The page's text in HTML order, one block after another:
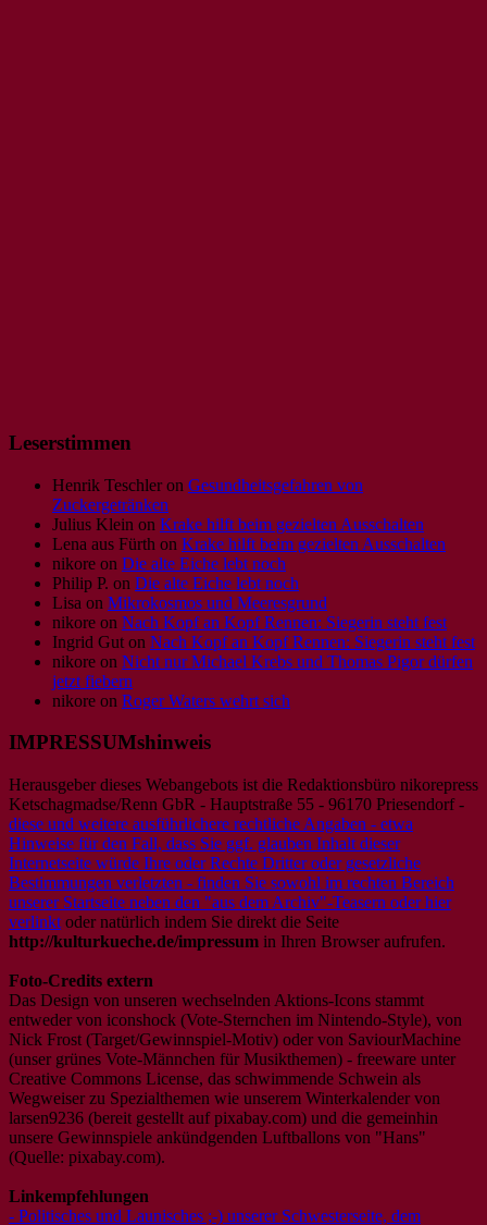
Leserstimmen
Henrik Teschler on Gesundheitsgefahren von
Zuckergetränken
Julius Klein on Krake hilft beim gezielten Ausschalten
Lena aus Fürth on Krake hilft beim gezielten Ausschalten
nikore on Die alte Eiche lebt noch
Philip P. on Die alte Eiche lebt noch
Lisa on Mikrokosmos und Meeresgrund
nikore on Nach Kopf an Kopf Rennen: Siegerin steht fest
Ingrid Gut on Nach Kopf an Kopf Rennen: Siegerin steht fest
nikore on Nicht nur Michael Krebs und Thomas Pigor dürfen
jetzt fiebern
nikore on Roger Waters wehrt sich
IMPRESSUMshinweis
Herausgeber dieses Webangebots ist die Redaktionsbüro nikorepress
Ketschagmadse/Renn GbR - Hauptstraße 55 - 96170 Priesendorf -
diese und weitere ausführlichere rechtliche Angaben - etwa
Hinweise für den Fall, dass Sie ggf. glauben Inhalt dieser
Internetseite würde Ihre oder Rechte Dritter oder gesetzliche
Bestimmungen verletzten - finden Sie sowohl im rechten Bereich
unserer Startseite neben den "aus dem Archiv"-Teasern oder hier
verlinkt oder natürlich indem Sie direkt die Seite
http://kulturkueche.de/impressum in Ihren Browser aufrufen.
Foto-Credits extern
Das Design von unseren wechselnden Aktions-Icons stammt
entweder von iconshock (Vote-Sternchen im Nintendo-Style), von
Nick Frost (Target/Gewinnspiel-Motiv) oder von SaviourMachine
(unser grünes Vote-Männchen für Musikthemen) - freeware unter
Creative Commons License, das schwimmende Schwein als
Wegweiser zu Spezialthemen wie unserem Winterkalender von
larsen9236 (bereit gestellt auf pixabay.com) und die gemeinhin
unsere Gewinnspiele ankündgenden Luftballons von "Hans"
(Quelle: pixabay.com).
Linkempfehlungen
- Politisches und Launisches ;-) unserer Schwesterseite, dem